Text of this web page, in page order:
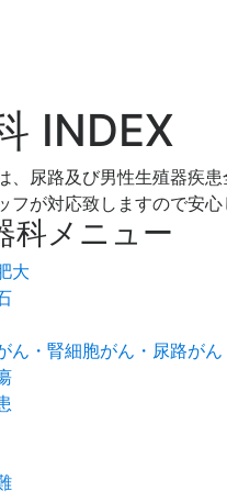
INDEX
、尿路及び男性生殖器疾
フが対応致しますので安心
科メニュー
大
ん・腎細胞がん・尿路がん